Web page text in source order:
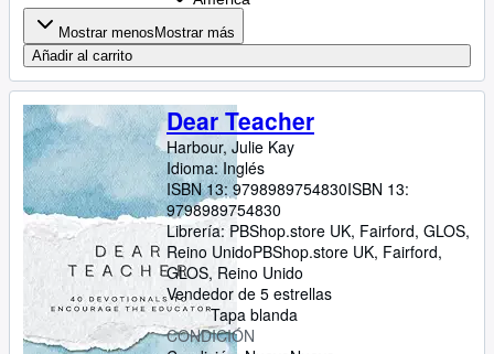
Mostrar menos Mostrar más
Añadir al carrito
Dear Teacher
Harbour, Julie Kay
Idioma: Inglés
ISBN 13:9798989754830ISBN 13:
9798989754830
Librería:PBShop.store UK, Fairford, GLOS,
Reino UnidoPBShop.store UK, Fairford,
GLOS, Reino Unido
Vendedor de 5 estrellas
Tapa blanda
CONDICIÓN